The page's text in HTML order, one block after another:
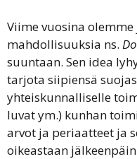
Viime vuosina
mahdollisuuksia ns.
suuntaan. Sen idea
tarjota siipiensä
yhteiskunnalliselle
luvat ym.) kunhan
arvot ja periaatteet ja
oikeastaan